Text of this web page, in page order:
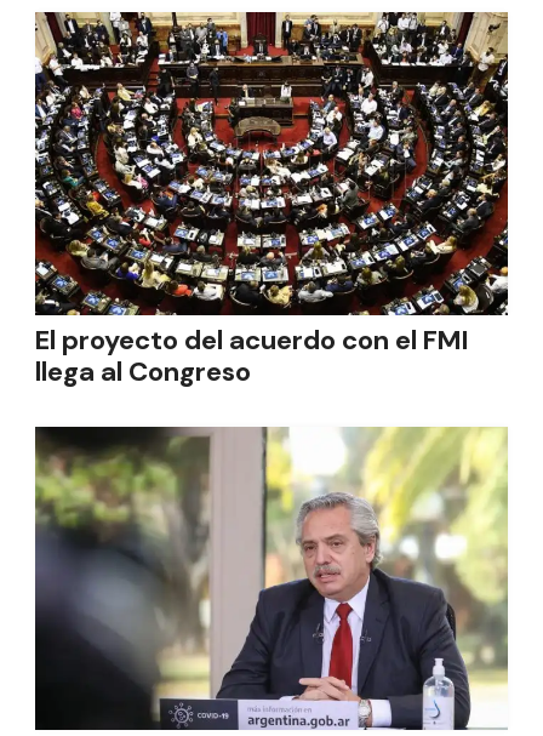
El proyecto del acuerdo con el FMI
llega al Congreso